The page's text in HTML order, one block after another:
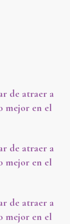
de atraer a
mejor en el
de atraer a
mejor en el
de atraer a
mejor en el